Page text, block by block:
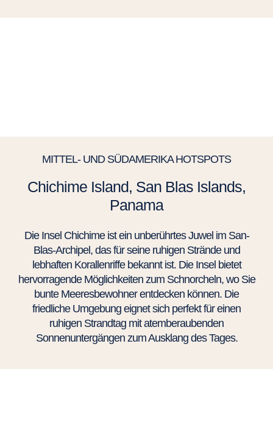
MITTEL- UND SÜDAMERIKA HOTSPOTS
Chichime Island, San Blas Islands,
Panama
Die Insel Chichime ist ein unberührtes Juwel im San-
Blas-Archipel, das für seine ruhigen Strände und
lebhaften Korallenriffe bekannt ist. Die Insel bietet
hervorragende Möglichkeiten zum Schnorcheln, wo Sie
bunte Meeresbewohner entdecken können. Die
friedliche Umgebung eignet sich perfekt für einen
ruhigen Strandtag mit atemberaubenden
Sonnenuntergängen zum Ausklang des Tages.